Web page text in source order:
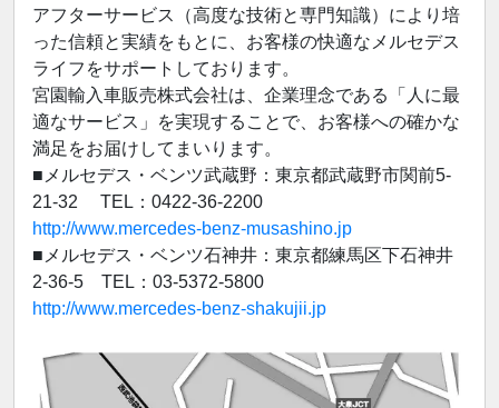
アフターサービス（高度な技術と専門知識）により培
った信頼と実績をもとに、お客様の快適なメルセデス
ライフをサポートしております。
宮園輸入車販売株式会社は、企業理念である「人に最
適なサービス」を実現することで、お客様への確かな
満足をお届けしてまいります。
■メルセデス・ベンツ武蔵野：東京都武蔵野市関前5-
21-32 TEL：0422-36-2200
http://www.mercedes-benz-musashino.jp
■メルセデス・ベンツ石神井：東京都練馬区下石神井
2-36-5 TEL：03-5372-5800
http://www.mercedes-benz-shakujii.jp